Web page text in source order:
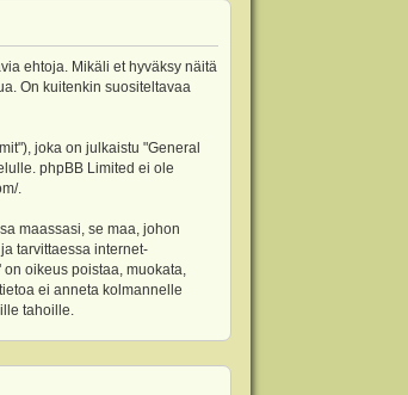
ehtoja. Mikäli et hyväksy näitä
On kuitenkin suositeltavaa
joka on julkaistu "General
phpBB Limited ei ole
.
maassasi, se maa, johon
tarvittaessa internet-
oikeus poistaa, muokata,
ei anneta kolmannelle
tahoille.